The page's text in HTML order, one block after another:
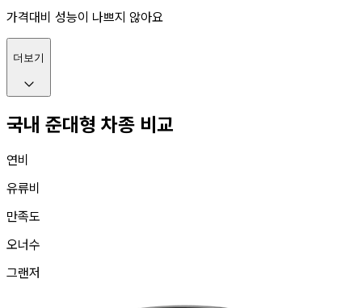
가격대비 성능이 나쁘지 않아요
더보기
국내 준대형 차종 비교
연비
유류비
만족도
오너수
그랜저